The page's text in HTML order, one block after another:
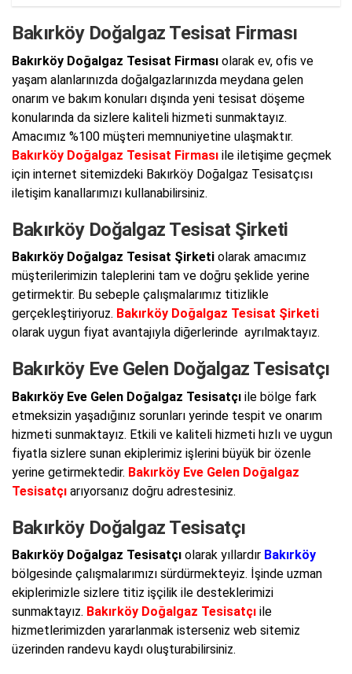
Bakırköy Doğalgaz Tesisat Firması
Bakırköy Doğalgaz Tesisat Firması olarak ev, ofis ve
yaşam alanlarınızda doğalgazlarınızda meydana gelen
onarım ve bakım konuları dışında yeni tesisat döşeme
konularında da sizlere kaliteli hizmeti sunmaktayız.
Amacımız %100 müşteri memnuniyetine ulaşmaktır.
Bakırköy Doğalgaz Tesisat Firması ile iletişime geçmek
için internet sitemizdeki Bakırköy Doğalgaz Tesisatçısı
iletişim kanallarımızı kullanabilirsiniz.
Bakırköy Doğalgaz Tesisat Şirketi
Bakırköy Doğalgaz Tesisat Şirketi olarak amacımız
müşterilerimizin taleplerini tam ve doğru şeklide yerine
getirmektir. Bu sebeple çalışmalarımız titizlikle
gerçekleştiriyoruz. Bakırköy Doğalgaz Tesisat Şirketi
olarak uygun fiyat avantajıyla diğerlerinde ayrılmaktayız.
Bakırköy Eve Gelen Doğalgaz Tesisatçı
Bakırköy Eve Gelen Doğalgaz Tesisatçı ile bölge fark
etmeksizin yaşadığınız sorunları yerinde tespit ve onarım
hizmeti sunmaktayız. Etkili ve kaliteli hizmeti hızlı ve uygun
fiyatla sizlere sunan ekiplerimiz işlerini büyük bir özenle
yerine getirmektedir. Bakırköy Eve Gelen Doğalgaz
Tesisatçı arıyorsanız doğru adrestesiniz.
Bakırköy Doğalgaz Tesisatçı
Bakırköy Doğalgaz Tesisatçı olarak yıllardır Bakırköy
bölgesinde çalışmalarımızı sürdürmekteyiz. İşinde uzman
ekiplerimizle sizlere titiz işçilik ile desteklerimizi
sunmaktayız. Bakırköy Doğalgaz Tesisatçı ile
hizmetlerimizden yararlanmak isterseniz web sitemiz
üzerinden randevu kaydı oluşturabilirsiniz.